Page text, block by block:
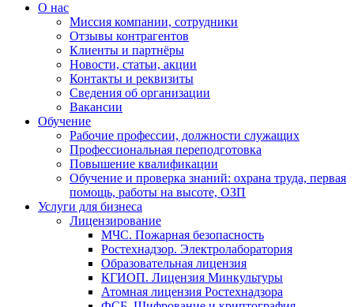
О нас
Миссия компании, сотрудники
Отзывы контрагентов
Клиенты и партнёры
Новости, статьи, акции
Контакты и реквизиты
Сведения об организации
Вакансии
Обучение
Рабочие профессии, должности служащих
Профессиональная переподготовка
Повышение квалификации
Обучение и проверка знаний: охрана труда, первая
помощь, работы на высоте, ОЗП
Услуги для бизнеса
Лицензирование
МЧС. Пожарная безопасность
Ростехнадзор. Электролаборатория
Образовательная лицензия
КГИОП. Лицензия Минкультуры
Атомная лицензия Ростехнадзора